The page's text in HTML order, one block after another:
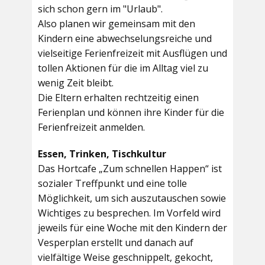
sich schon gern im "Urlaub".
Also planen wir gemeinsam mit den
Kindern eine abwechselungsreiche und
vielseitige Ferienfreizeit mit Ausflügen und
tollen Aktionen für die im Alltag viel zu
wenig Zeit bleibt.
Die Eltern erhalten rechtzeitig einen
Ferienplan und können ihre Kinder für die
Ferienfreizeit anmelden.
Essen, Trinken, Tischkultur
Das Hortcafe „Zum schnellen Happen“ ist
sozialer Treffpunkt und eine tolle
Möglichkeit, um sich auszutauschen sowie
Wichtiges zu besprechen. Im Vorfeld wird
jeweils für eine Woche mit den Kindern der
Vesperplan erstellt und danach auf
vielfältige Weise geschnippelt, gekocht,